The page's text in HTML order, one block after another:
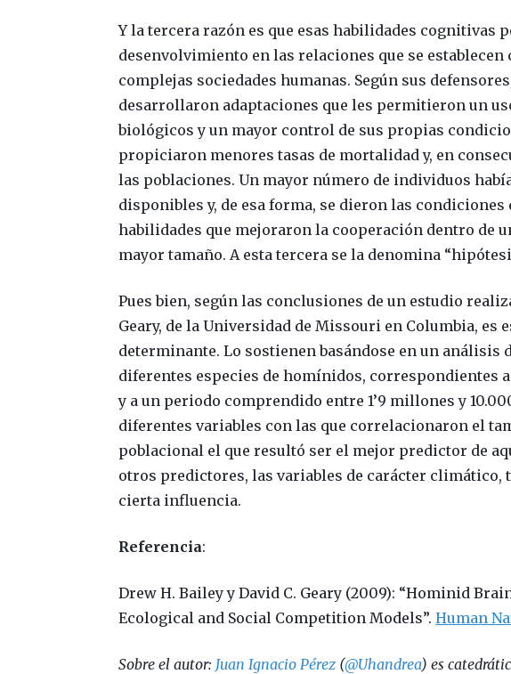
Y la tercera razón es que esas habilidades cognitivas
desenvolvimiento en las relaciones que se establecen
complejas sociedades humanas. Según sus
desarrollaron adaptaciones que les permitieron un
biológicos y un mayor control de sus propias
propiciaron menores tasas de mortalidad y, en
las poblaciones. Un mayor número de individuos
disponibles y, de esa forma, se dieron las
habilidades que mejoraron la cooperación dentro de
mayor tamaño. A esta tercera se la denomina
Pues bien, según las conclusiones de un estudio
Geary, de la Universidad de Missouri en Columbia, es
determinante. Lo sostienen basándose en un análisis
diferentes especies de homínidos, correspondientes
y a un periodo comprendido entre 1’9 millones y
diferentes variables con las que correlacionaron el
poblacional el que resultó ser el mejor predictor de
otros predictores, las variables de carácter climático,
cierta influencia.
Referencia:
Drew H. Bailey y David C. Geary (2009): “Hominid
Ecological and Social Competition Models”.Human
Sobre el autor: Juan Ignacio Pérez (@Uhandrea) es